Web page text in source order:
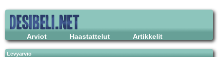
Arviot Haastattelut Artikkelit
Levyarvio